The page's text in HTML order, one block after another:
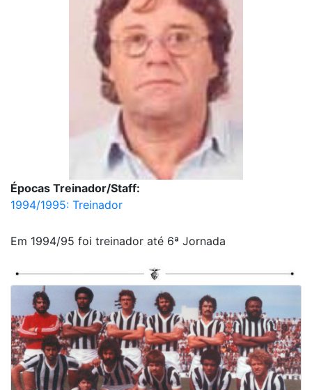
Épocas Treinador/Staff:
1994/1995: Treinador
Em 1994/95 foi treinador até 6ª Jornada